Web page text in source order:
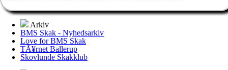
Arkiv
BMS Skak - Nyhedsarkiv
Love for BMS Skak
TÃ¥rnet Ballerup
Skovlunde Skakklub